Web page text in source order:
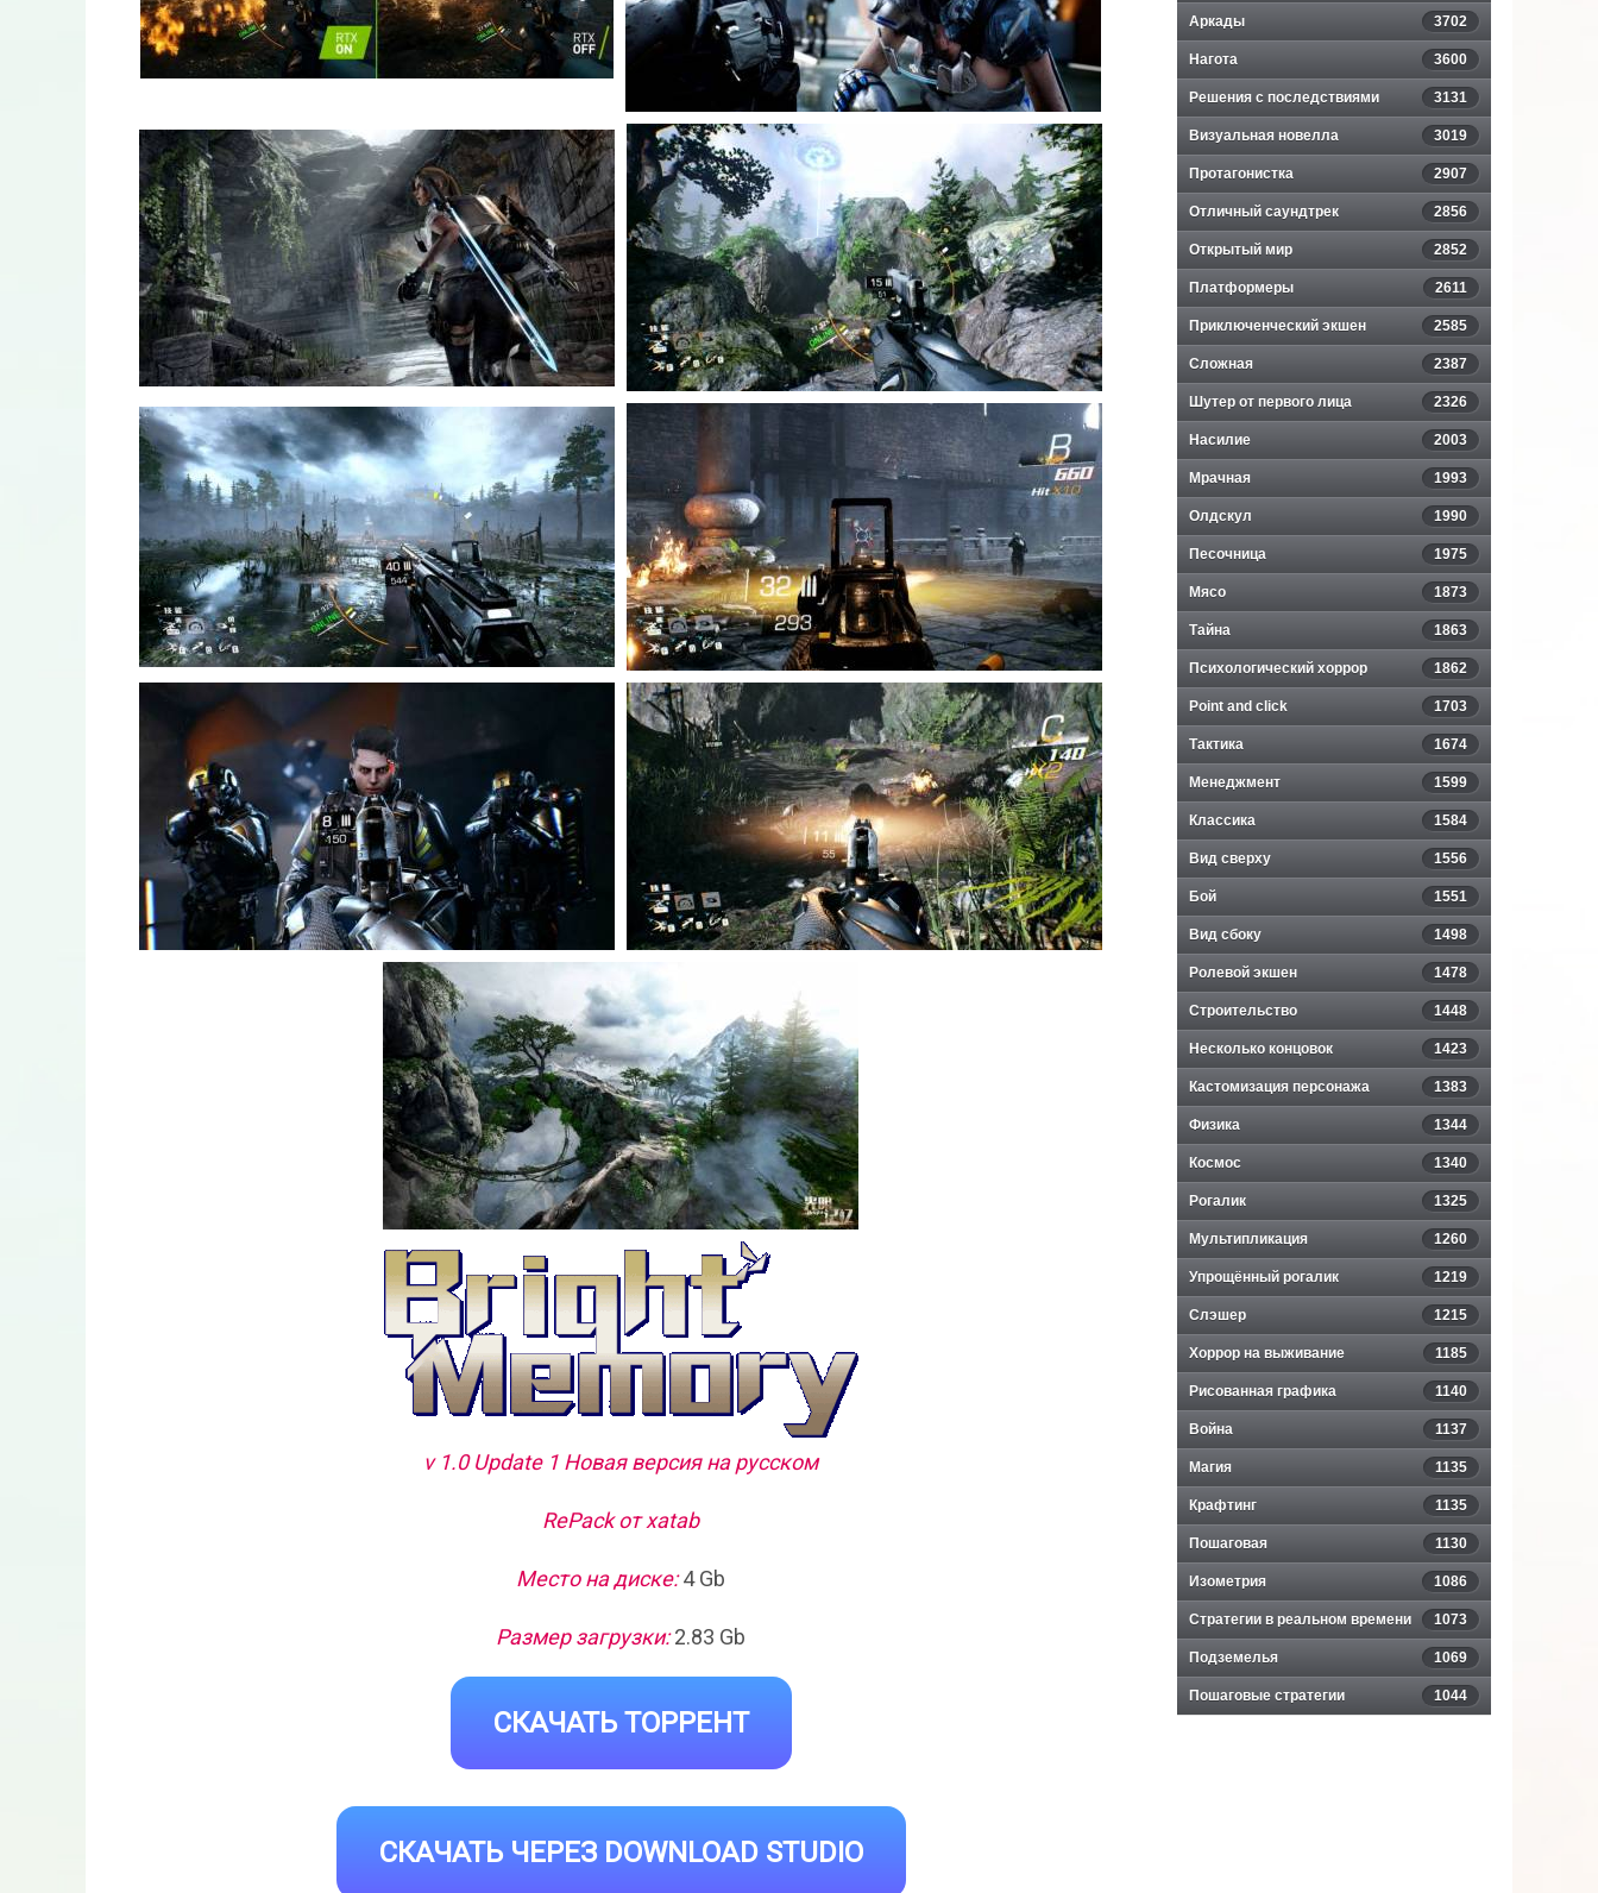
v 1.0 Update 1 Новая версия на русском
RePack от xatab
Место на диске:4 Gb
Размер загрузки:2.83 Gb
СКАЧАТЬ ТОРРЕНТ
СКАЧАТЬ ЧЕРЕЗ DOWNLOAD STUDIO
Аркады 3702
Нагота 3600
Решения с последствиями 3131
Визуальная новелла 3019
Протагонистка 2907
Отличный саундтрек 2856
Открытый мир 2852
Платформеры 2611
Приключенческий экшен 2585
Сложная 2387
Шутер от первого лица 2326
Насилие 2003
Мрачная 1993
Олдскул 1990
Песочница 1975
Мясо 1873
Тайна 1863
Психологический хоррор 1862
Point and click 1703
Тактика 1674
Менеджмент 1599
Классика 1584
Вид сверху 1556
Бой 1551
Вид сбоку 1498
Ролевой экшен 1478
Строительство 1448
Несколько концовок 1423
Кастомизация персонажа 1383
Физика 1344
Космос 1340
Рогалик 1325
Мультипликация 1260
Упрощённый рогалик 1219
Слэшер 1215
Хоррор на выживание 1185
Рисованная графика 1140
Война 1137
Магия 1135
Крафтинг 1135
Пошаговая 1130
Изометрия 1086
Стратегии в реальном времени 1073
Подземелья 1069
Пошаговые стратегии 1044